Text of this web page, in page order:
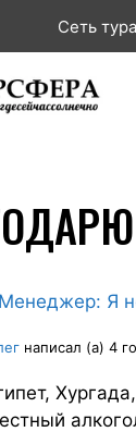
Сеть
Менеджер: Я
написал (а) 4